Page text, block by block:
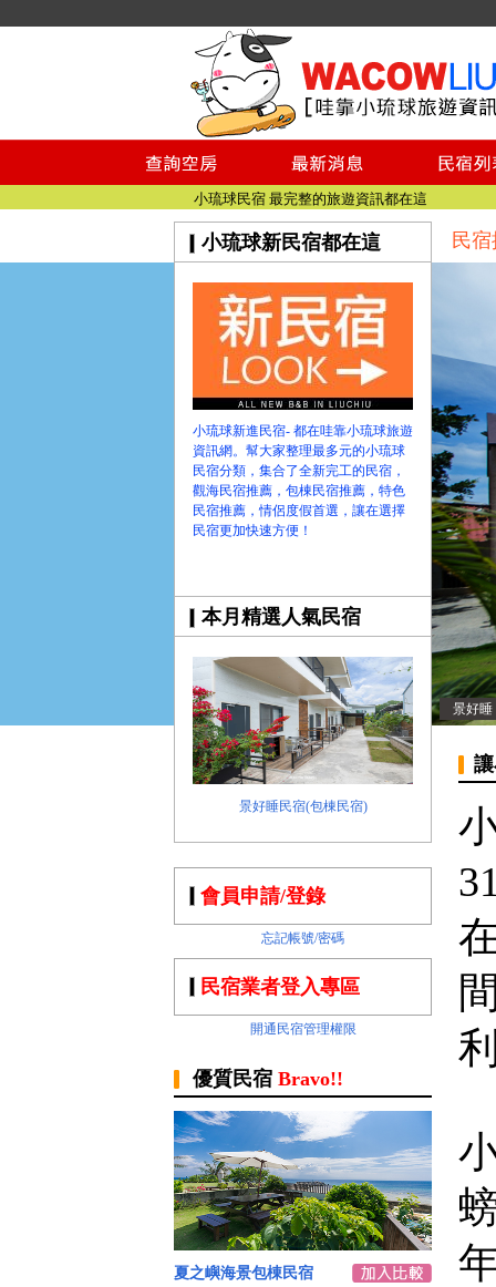
小琉球民宿空房
小琉球民宿
小琉球民宿推薦
【小琉球民宿特約】東港停車場!!看這邊
小琉球民宿 最完整的旅遊資訊都在這
【哇靠小琉球】新版官網熱情開站
【哇靠小琉球粉絲團】即時動態!!
小琉球民宿空房
小琉球民宿
小琉球民宿推薦
【小琉球民宿特約】東港停車場!!看這邊
小琉球民宿 最完整的旅遊資訊都在這
【哇靠小琉球】新版官網熱情開站
【哇靠小琉球粉絲團】即時動態!!
小琉球新民宿都在這
小琉球新進民宿- 都在哇靠小琉球旅遊
資訊網。幫大家整理最多元的小琉球
民宿分類，集合了全新完工的民宿，
觀海民宿推薦，包棟民宿推薦，特色
民宿推薦，情侶度假首選，讓在選擇
民宿更加快速方便！
本月精選人氣民宿
景好睡民宿(包棟民宿)
景好睡
民
會員申請/登錄
忘記帳號/密碼
民宿業者登入專區
開通民宿管理權限
優質民宿 Bravo!!
夏之嶼海景包棟民宿